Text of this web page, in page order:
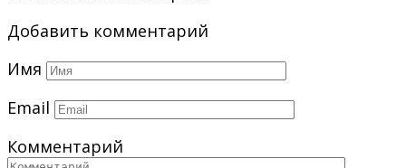
Добавить комментарий
Имя
Email
Комментарий